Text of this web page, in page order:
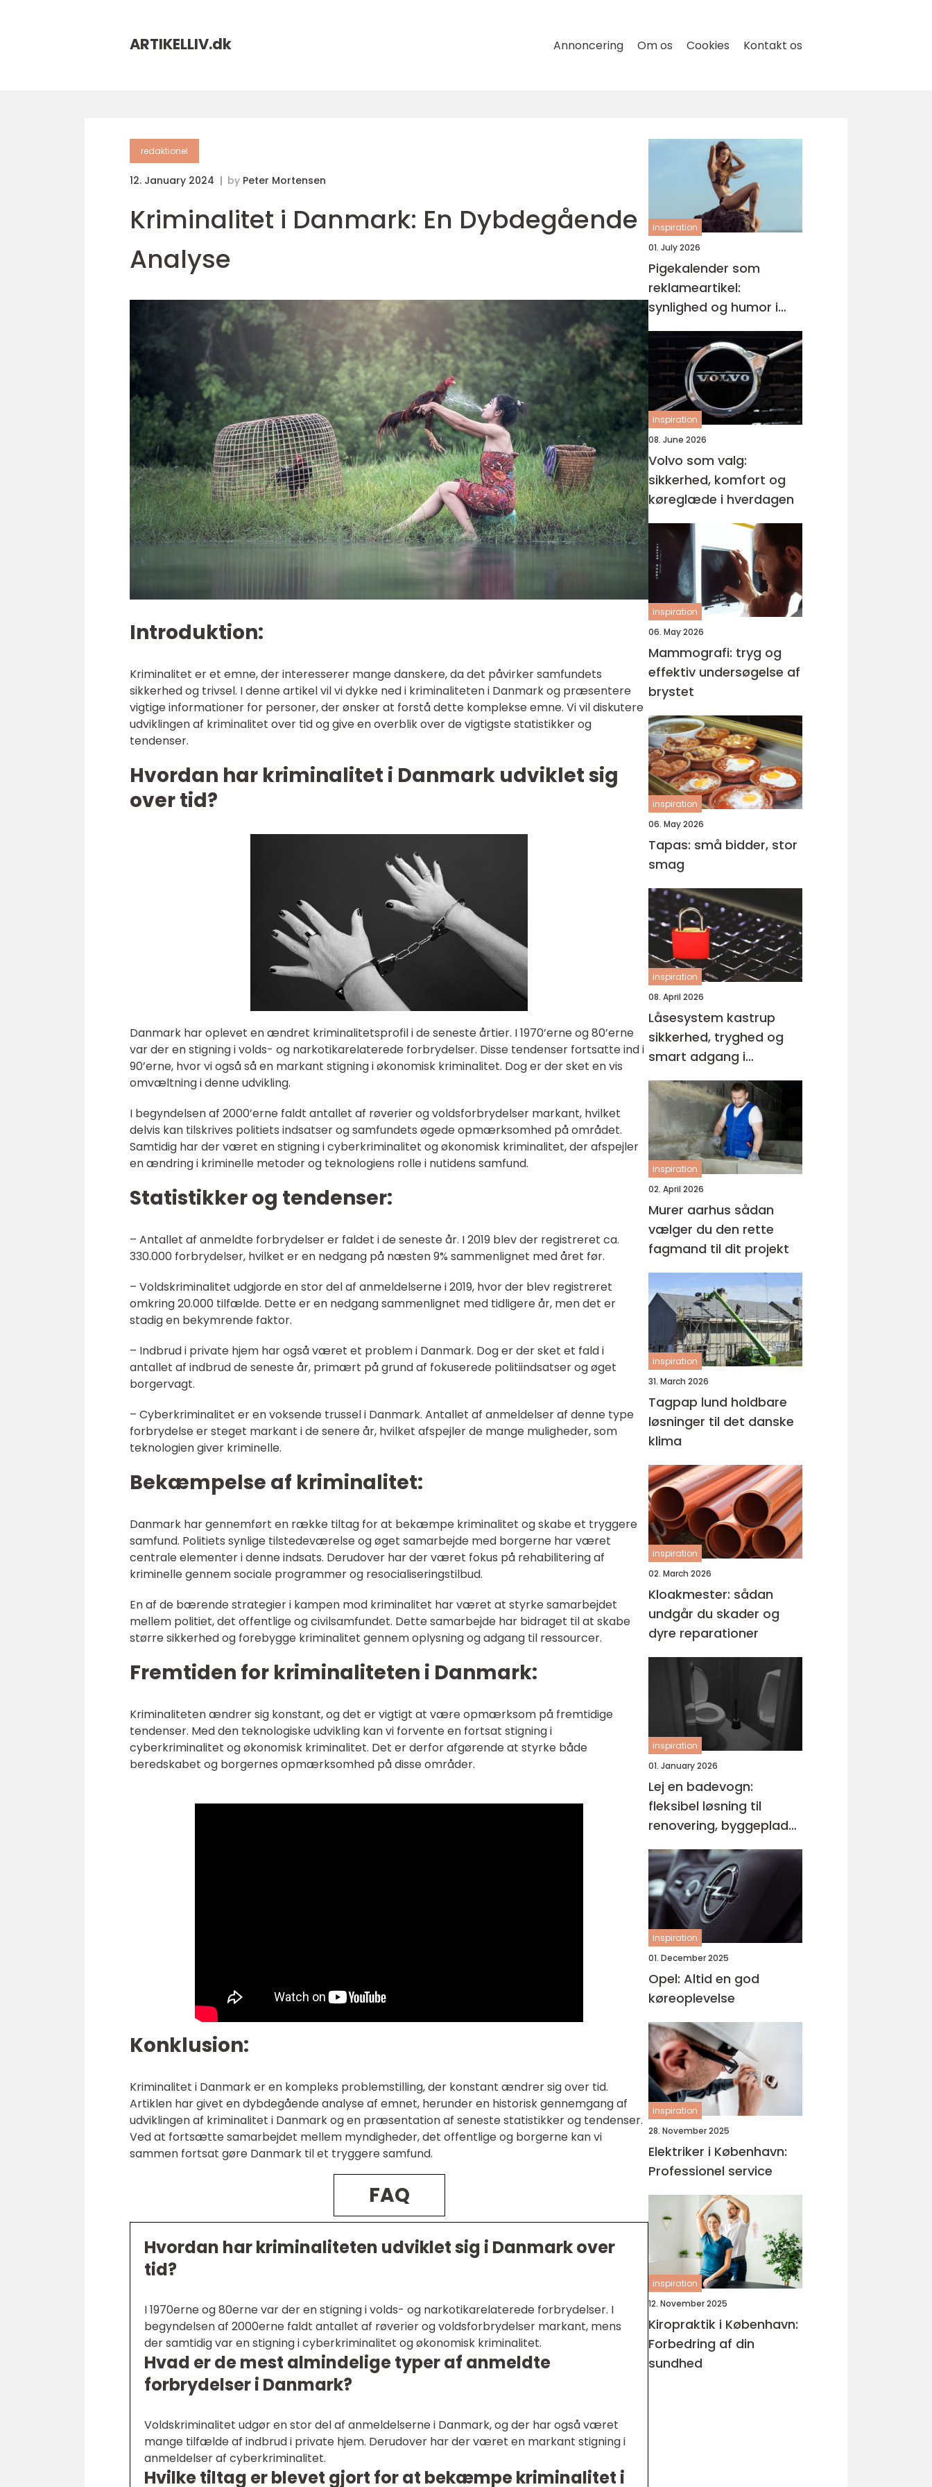
ARTIKELLIV.dk Annoncering Om os Cookies Kontakt os
redaktionel
12. January 2024 by Peter Mortensen
Kriminalitet i Danmark: En Dybdegående
Analyse
Introduktion:
Kriminalitet er et emne, der interesserer mange danskere, da det påvirker samfundets
sikkerhed og trivsel. I denne artikel vil vi dykke ned i kriminaliteten i Danmark og præsentere
vigtige informationer for personer, der ønsker at forstå dette komplekse emne. Vi vil diskutere
udviklingen af kriminalitet over tid og give en overblik over de vigtigste statistikker og
tendenser.
Hvordan har kriminalitet i Danmark udviklet sig
over tid?
Danmark har oplevet en ændret kriminalitetsprofil i de seneste årtier. I 1970’erne og 80’erne
var der en stigning i volds- og narkotikarelaterede forbrydelser. Disse tendenser fortsatte ind i
90’erne, hvor vi også så en markant stigning i økonomisk kriminalitet. Dog er der sket en vis
omvæltning i denne udvikling.
I begyndelsen af 2000’erne faldt antallet af røverier og voldsforbrydelser markant, hvilket
delvis kan tilskrives politiets indsatser og samfundets øgede opmærksomhed på området.
Samtidig har der været en stigning i cyberkriminalitet og økonomisk kriminalitet, der afspejler
en ændring i kriminelle metoder og teknologiens rolle i nutidens samfund.
Statistikker og tendenser:
– Antallet af anmeldte forbrydelser er faldet i de seneste år. I 2019 blev der registreret ca.
330.000 forbrydelser, hvilket er en nedgang på næsten 9% sammenlignet med året før.
– Voldskriminalitet udgjorde en stor del af anmeldelserne i 2019, hvor der blev registreret
omkring 20.000 tilfælde. Dette er en nedgang sammenlignet med tidligere år, men det er
stadig en bekymrende faktor.
– Indbrud i private hjem har også været et problem i Danmark. Dog er der sket et fald i
antallet af indbrud de seneste år, primært på grund af fokuserede politiindsatser og øget
borgervagt.
– Cyberkriminalitet er en voksende trussel i Danmark. Antallet af anmeldelser af denne type
forbrydelse er steget markant i de senere år, hvilket afspejler de mange muligheder, som
teknologien giver kriminelle.
Bekæmpelse af kriminalitet:
Danmark har gennemført en række tiltag for at bekæmpe kriminalitet og skabe et tryggere
samfund. Politiets synlige tilstedeværelse og øget samarbejde med borgerne har været
centrale elementer i denne indsats. Derudover har der været fokus på rehabilitering af
kriminelle gennem sociale programmer og resocialiseringstilbud.
En af de bærende strategier i kampen mod kriminalitet har været at styrke samarbejdet
mellem politiet, det offentlige og civilsamfundet. Dette samarbejde har bidraget til at skabe
større sikkerhed og forebygge kriminalitet gennem oplysning og adgang til ressourcer.
Fremtiden for kriminaliteten i Danmark:
Kriminaliteten ændrer sig konstant, og det er vigtigt at være opmærksom på fremtidige
tendenser. Med den teknologiske udvikling kan vi forvente en fortsat stigning i
cyberkriminalitet og økonomisk kriminalitet. Det er derfor afgørende at styrke både
beredskabet og borgernes opmærksomhed på disse områder.
Konklusion:
Kriminalitet i Danmark er en kompleks problemstilling, der konstant ændrer sig over tid.
Artiklen har givet en dybdegående analyse af emnet, herunder en historisk gennemgang af
udviklingen af kriminalitet i Danmark og en præsentation af seneste statistikker og tendenser.
Ved at fortsætte samarbejdet mellem myndigheder, det offentlige og borgerne kan vi
sammen fortsat gøre Danmark til et tryggere samfund.
FAQ
Hvordan har kriminaliteten udviklet sig i Danmark over
tid?
I 1970erne og 80erne var der en stigning i volds- og narkotikarelaterede forbrydelser. I
begyndelsen af 2000erne faldt antallet af røverier og voldsforbrydelser markant, mens
der samtidig var en stigning i cyberkriminalitet og økonomisk kriminalitet.
Hvad er de mest almindelige typer af anmeldte
forbrydelser i Danmark?
Voldskriminalitet udgør en stor del af anmeldelserne i Danmark, og der har også været
mange tilfælde af indbrud i private hjem. Derudover har der været en markant stigning i
anmeldelser af cyberkriminalitet.
Hvilke tiltag er blevet gjort for at bekæmpe kriminalitet i
inspiration
01. July 2026
Pigekalender som
reklameartikel:
synlighed og humor i
samme produkt
inspiration
08. June 2026
Volvo som valg:
sikkerhed, komfort og
køreglæde i hverdagen
inspiration
06. May 2026
Mammografi: tryg og
effektiv undersøgelse af
brystet
inspiration
06. May 2026
Tapas: små bidder, stor
smag
inspiration
08. April 2026
Låsesystem kastrup
sikkerhed, tryghed og
smart adgang i
hverdagen
inspiration
02. April 2026
Murer aarhus sådan
vælger du den rette
fagmand til dit projekt
inspiration
31. March 2026
Tagpap lund holdbare
løsninger til det danske
klima
inspiration
02. March 2026
Kloakmester: sådan
undgår du skader og
dyre reparationer
inspiration
01. January 2026
Lej en badevogn:
fleksibel løsning til
renovering, byggeplads
og events
inspiration
01. December 2025
Opel: Altid en god
køreoplevelse
inspiration
28. November 2025
Elektriker i København:
Professionel service
inspiration
12. November 2025
Kiropraktik i København:
Forbedring af din
sundhed